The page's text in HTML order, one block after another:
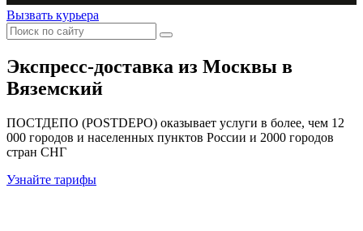
Вызвать курьера
Экспресс-доставка из Москвы в
Вяземский
ПОСТДЕПО (POSTDEPO) оказывает услуги в более, чем 12
000 городов и населенных пунктов России и 2000 городов
стран СНГ
Узнайте тарифы